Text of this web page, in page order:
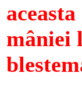
mâniei